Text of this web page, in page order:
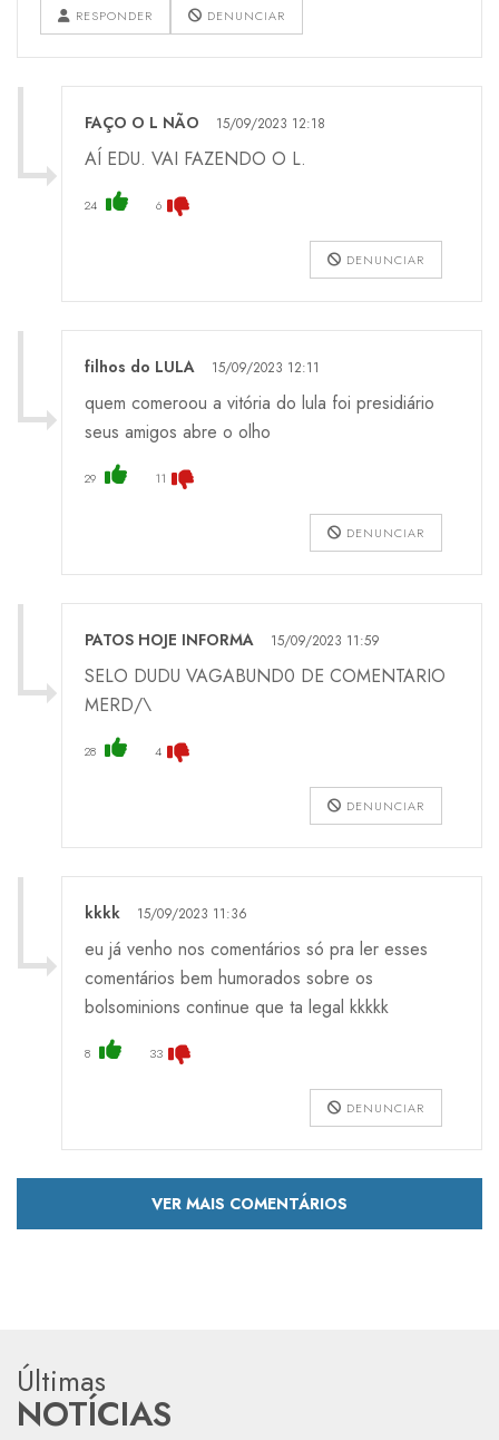
RESPONDER DENUNCIAR
FAÇO O L NÃO 15/09/2023 12:18
AÍ EDU. VAI FAZENDO O L.
24 6
DENUNCIAR
filhos do LULA 15/09/2023 12:11
quem comeroou a vitória do lula foi presidiário
seus amigos abre o olho
29 11
DENUNCIAR
PATOS HOJE INFORMA 15/09/2023 11:59
SELO DUDU VAGABUND0 DE COMENTARIO
MERD/\
28 4
DENUNCIAR
kkkk 15/09/2023 11:36
eu já venho nos comentários só pra ler esses
comentários bem humorados sobre os
bolsominions continue que ta legal kkkkk
8 33
DENUNCIAR
VER MAIS COMENTÁRIOS
Últimas
NOTÍCIAS